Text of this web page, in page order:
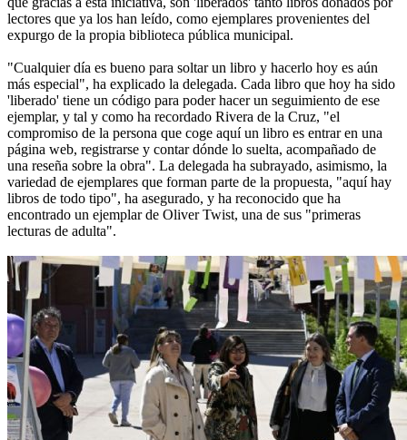
lectores que ya los han leído, como ejemplares provenientes del
expurgo de la propia biblioteca pública municipal.
"Cualquier día es bueno para soltar un libro y hacerlo hoy es aún
más especial", ha explicado la delegada. Cada libro que hoy ha sido
'liberado' tiene un código para poder hacer un seguimiento de ese
ejemplar, y tal y como ha recordado Rivera de la Cruz, "el
compromiso de la persona que coge aquí un libro es entrar en una
página web, registrarse y contar dónde lo suelta, acompañado de
una reseña sobre la obra". La delegada ha subrayado, asimismo, la
variedad de ejemplares que forman parte de la propuesta, "aquí hay
libros de todo tipo", ha asegurado, y ha reconocido que ha
encontrado un ejemplar de Oliver Twist, una de sus "primeras
lecturas de adulta".